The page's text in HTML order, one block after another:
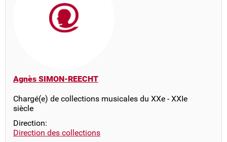
Agnès SIMON-REECHT
Chargé(e) de collections musicales du XXe - XXIe
siècle
Direction:
Direction des collections